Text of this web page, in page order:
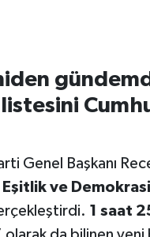
Genel Başkanı
ve
1 saat